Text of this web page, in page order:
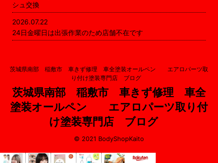
シュ交換
2026.07.22
24日金曜日は出張作業のため店舗不在です
茨城県南部 稲敷市 車きず修理 車全塗装オールペン エアロパーツ取
り付け塗装専門店 ブログ
茨城県南部 稲敷市 車きず修理 車全
塗装オールペン エアロパーツ取り付
け塗装専門店 ブログ
© 2021 BodyShopKaito